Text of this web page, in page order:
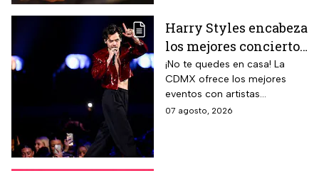
Harry Styles encabeza
los mejores conciertos
en la CDMX hoy 7 de
agosto
¡No te quedes en casa! La
CDMX ofrece los mejores
eventos con artistas
internacionales este viernes 7
07 agosto, 2026